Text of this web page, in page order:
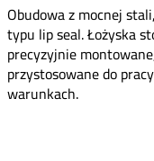
Obudowa z mocnej
typu lip seal. Łożyska
precyzyjnie
przystosowane do
warunkach.